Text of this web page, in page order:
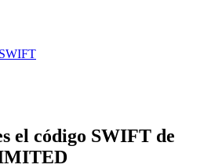
el código SWIFT de